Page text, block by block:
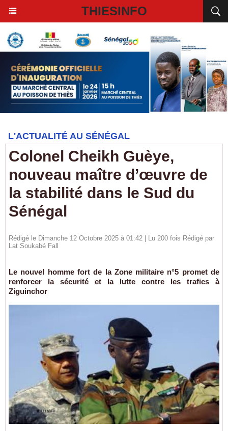
THIESINFO
L'ACTUALITÉ AU SÉNÉGAL
Colonel Cheikh Guèye,
nouveau maître d’œuvre de
la stabilité dans le Sud du
Sénégal
Rédigé le Dimanche 12 Octobre 2025 à 01:42 | Lu 200 fois Rédigé par
Lat Soukabé Fall
Le nouvel homme fort de la Zone militaire n°5 promet de
renforcer la sécurité et la lutte contre les trafics à
Ziguinchor